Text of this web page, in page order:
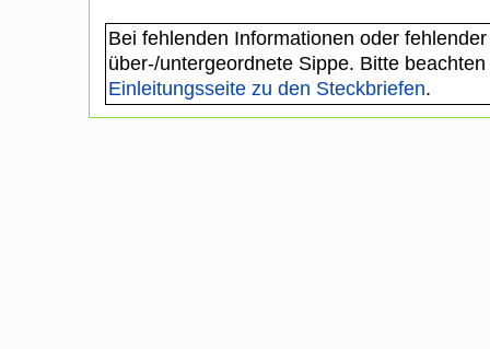
Bei fehlenden Informationen oder
über-/untergeordnete Sippe. Bitte
Einleitungsseite zu den Steckbriefen.